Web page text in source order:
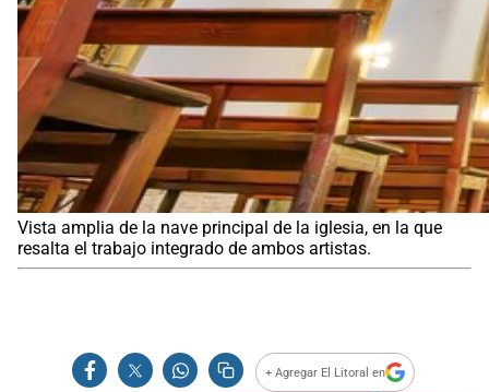
Vista amplia de la nave principal de la iglesia, en la que
resalta el trabajo integrado de ambos artistas.
+ Agregar El Litoral en